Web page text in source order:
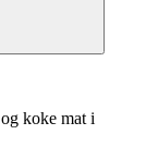
koke mat i